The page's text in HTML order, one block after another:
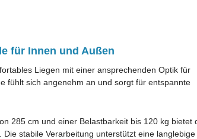
für Innen und Außen
Liegen mit einer ansprechenden Optik für
fühlt sich angenehm an und sorgt für entspannte
285 cm und einer Belastbarkeit bis 120 kg bietet
stabile Verarbeitung unterstützt eine langlebige